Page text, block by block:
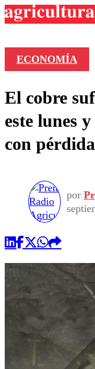
Colo
ECONOMÍA
El cobre
este lunes
con
por